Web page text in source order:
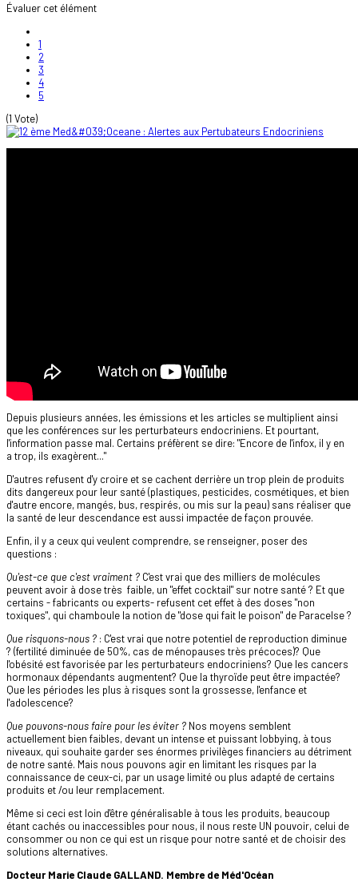
Évaluer cet élément
1
2
3
4
5
(1 Vote)
Depuis plusieurs années, les émissions et les articles se multiplient ainsi
que les conférences sur les perturbateurs endocriniens. Et pourtant,
l'information passe mal. Certains préfèrent se dire: "Encore de l'infox, il y en
a trop, ils exagèrent..."
D'autres refusent d'y croire et se cachent derrière un trop plein de produits
dits dangereux pour leur santé (plastiques, pesticides, cosmétiques, et bien
d'autre encore, mangés, bus, respirés, ou mis sur la peau) sans réaliser que
la santé de leur descendance est aussi impactée de façon prouvée.
Enfin, il y a ceux qui veulent comprendre, se renseigner, poser des
questions :
Qu'est-ce que c'est vraiment ? C'est vrai que des milliers de molécules
peuvent avoir à dose très faible, un "effet cocktail" sur notre santé ? Et que
certains - fabricants ou experts- refusent cet effet à des doses "non
toxiques", qui chamboule la notion de "dose qui fait le poison" de Paracelse ?
Que risquons-nous ? : C'est vrai que notre potentiel de reproduction diminue
? (fertilité diminuée de 50%, cas de ménopauses très précoces)? Que
l'obésité est favorisée par les perturbateurs endocriniens? Que les cancers
hormonaux dépendants augmentent? Que la thyroïde peut être impactée?
Que les périodes les plus à risques sont la grossesse, l'enfance et
l'adolescence?
Que pouvons-nous faire pour les éviter ? Nos moyens semblent
actuellement bien faibles, devant un intense et puissant lobbying, à tous
niveaux, qui souhaite garder ses énormes privilèges financiers au détriment
de notre santé. Mais nous pouvons agir en limitant les risques par la
connaissance de ceux-ci, par un usage limité ou plus adapté de certains
produits et /ou leur remplacement.
Même si ceci est loin d'être généralisable à tous les produits, beaucoup
étant cachés ou inaccessibles pour nous, il nous reste UN pouvoir, celui de
consommer ou non ce qui est un risque pour notre santé et de choisir des
solutions alternatives.
Docteur Marie Claude GALLAND. Membre de Méd'Océan